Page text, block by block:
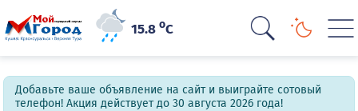
15.8oC
Добавьте ваше объявление на сайт и выиграйте сотовый
телефон! Акция действует до 30 августа 2026 года!